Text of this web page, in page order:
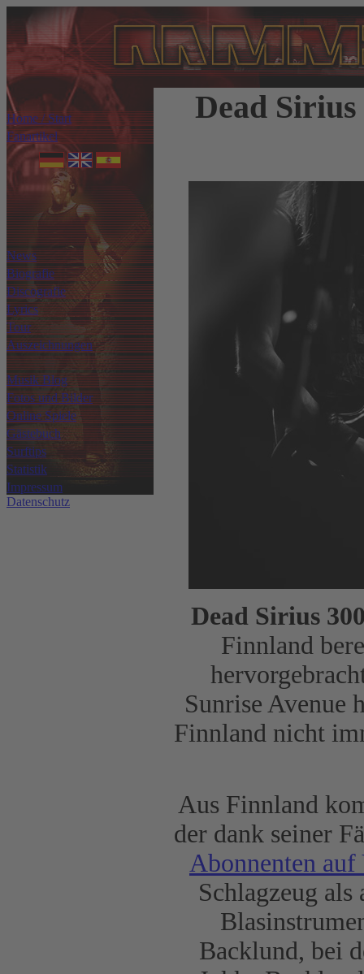
Home / Start
Fanartikel
News
Biografie
Discografie
Lyrics
Tour
Auszeichnungen
Musik Blog
Fotos und Bilder
Online Spiele
Gästebuch
Surftips
Statistik
Impressum
Datenschutz
Dead
Dead Sirius
Finnland
Sunrise Avenue
Finnland nicht
Aus Finnland
der dank seiner
Abonnenten auf
Schlagzeug
Backlund, bei